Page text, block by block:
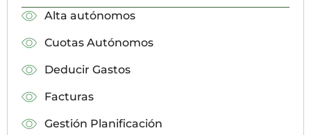
Alta autónomos
Cuotas Autónomos
Deducir Gastos
Facturas
Gestión Planificación